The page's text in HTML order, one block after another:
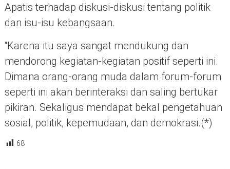
Apatis terhadap diskusi-diskusi tentang politik
dan isu-isu kebangsaan.
“Karena itu saya sangat mendukung dan
mendorong kegiatan-kegiatan positif seperti ini.
Dimana orang-orang muda dalam forum-forum
seperti ini akan berinteraksi dan saling bertukar
pikiran. Sekaligus mendapat bekal pengetahuan
sosial, politik, kepemudaan, dan demokrasi.(*)
68